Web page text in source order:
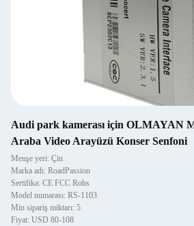
Audi park kamerası için OLMAYAN
Araba Video Arayüzü Konser Senfoni
Menşe yeri: Çin
Marka adı: RoadPassion
Sertifika: CE FCC Rohs
Model numarası: RS-1103
Min sipariş miktarı: 5
Fiyat: USD 80-108